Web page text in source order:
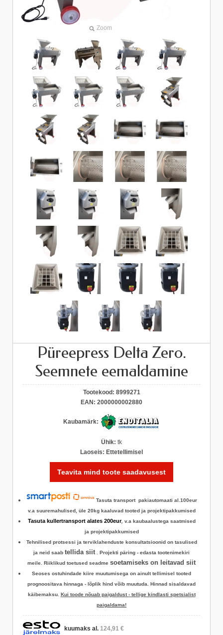
Zoom
Püreepress Delta Zero.
Seemnete eemaldamine
Tootekood: 8999271
EAN: 2000000002880
Kaubamärk:
Ühik: tk
Laoseis: Ettetellimisel
Teavita mind toote saadavusest
Tasuta transport pakiautomaati al.100eur
v.a suuremahulised, üle 20kg kaaluvad tooted ja projektipakkumised
Tasuta kullertransport alates 200eur, v.a kaubaalustega saatmised
ja projektipakkumised
Tehnilised protsessi ja terviklahenduste konsultatsioonid on tasulised
ja neid saab tellida siit
Projekti päring - edasta tootenimekiri
meile. Riiklikud toetused seadme soetamiseks on leitavad siit
Seoses ostuhindade kiire muutumisega on ainult tellimisel tooted
prognoositava hinnaga - lõplik hind võib muutuda. Hinnad sisaldavad
käibemaksu. Kui toode nõuab paigaldust - tellige kindlasti spetsialist
paigaldama!
kuumaks al. 124,91 €